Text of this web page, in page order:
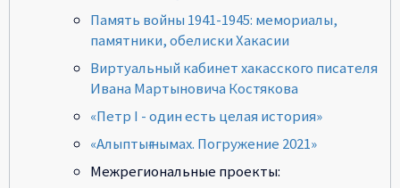
Память войны 1941-1945: мемориалы,
памятники, обелиски Хакасии
Виртуальный кабинет хакасского писателя
Ивана Мартыновича Костякова
«Петр I - один есть целая история»
«Алыптығ нымах. Погружение 2021»
Межрегиональные проекты: